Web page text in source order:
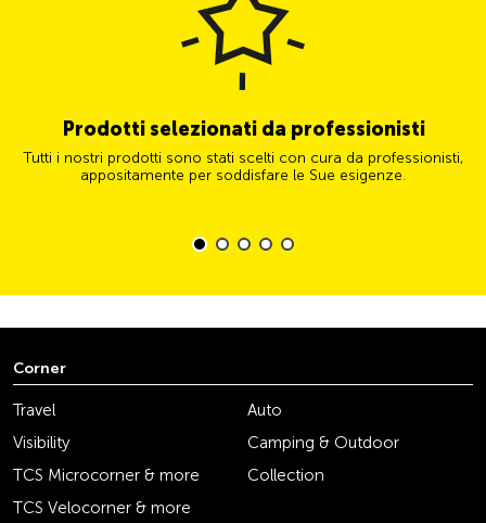
Prodotti selezionati da professionisti
Tutti i nostri prodotti sono stati scelti con cura da professionisti,
appositamente per soddisfare le Sue esigenze.
Corner
Travel
Auto
Visibility
Camping & Outdoor
TCS Microcorner & more
Collection
TCS Velocorner & more